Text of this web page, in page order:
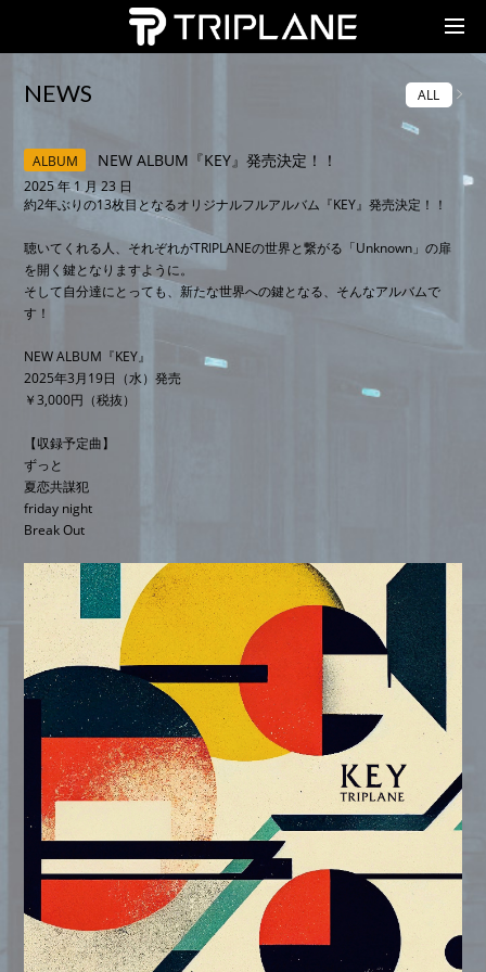
TRIPLANE Passengers
NEWS ALL
ALBUM NEW ALBUM『KEY』発売決定！！
2025 年 1 月 23 日
約2年ぶりの13枚目となるオリジナルフルアルバム『KEY』発売決定！！
聴いてくれる人、それぞれがTRIPLANEの世界と繋がる「Unknown」の扉
を開く鍵となりますように。
そして自分達にとっても、新たな世界への鍵となる、そんなアルバムで
す！
NEW ALBUM『KEY』
2025年3月19日（水）発売
￥3,000円（税抜）
【収録予定曲】
ずっと
夏恋共謀犯
friday night
Break Out